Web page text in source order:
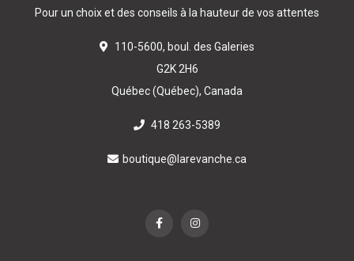
Pour un choix et des conseils à la hauteur de vos attentes
110-5600, boul. des Galeries
G2K 2H6
Québec (Québec), Canada
418 263-5389
boutique@larevanche.ca